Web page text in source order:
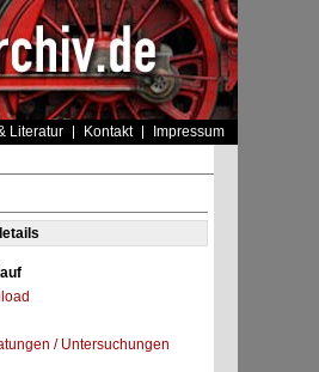
Literatur Kontakt Impressum
/ Untersuchungen